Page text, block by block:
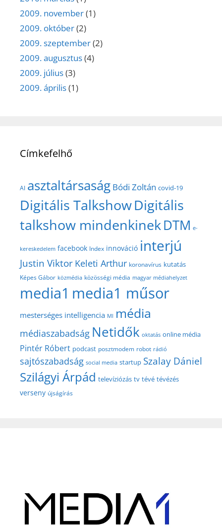
2009. november(1)
2009. október(2)
2009. szeptember(2)
2009. augusztus(4)
2009. július(3)
2009. április(1)
Címkefelhő
AI asztaltársaság Bódi Zoltán covid-19
Digitális TalkshowDigitális
talkshow mindenkinekDTM e-
kereskedelem facebook Index innováció interjú
Justin Viktor Keleti Arthur koronavírus kutatás
Képes Gábor közmédia közösségi média magyar médiahelyzet
media1 media1 műsor
mesterséges intelligencia MI média
médiaszabadság Netidők oktatás online média
Pintér Róbert podcast posztmodem robot rádió
sajtószabadság social media startup Szalay Dániel
Szilágyi Árpád televíziózás tv tévé tévézés
verseny újságírás